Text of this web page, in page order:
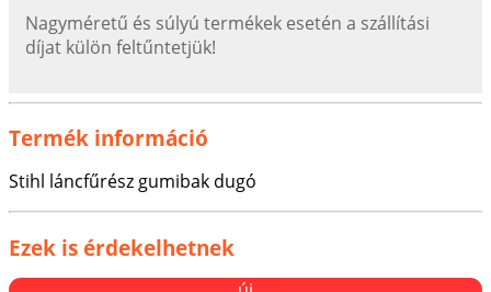
Nagyméretű és súlyú termékek esetén a szállítási
díjat külön feltűntetjük!
Termék információ
Stihl láncfűrész gumibak dugó
Ezek is érdekelhetnek